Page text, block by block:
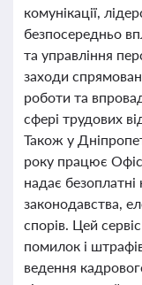
комунікації,
безпосередньо
та управління
заходи
роботи та
сфері трудових
Також у
року працює Офіс
надає безоплатні
законодавства,
спорів. Цей
помилок і
ведення